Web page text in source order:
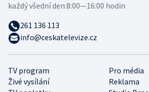
TV program
Pro média
Živé vysílání
Reklama
každý všední den:8:00—16:00 hodin
261 136 113
info@ceskatelevize.cz